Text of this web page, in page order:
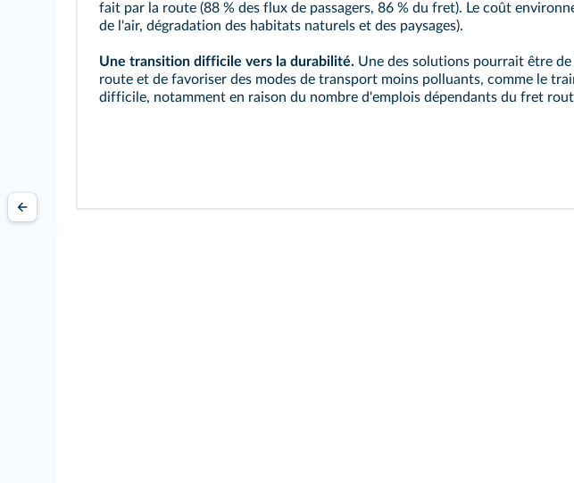
fait par la route (88 % des flux de passagers, 86 % du fret). Le coût
de l'air, dégradation des habitats naturels et des paysages).
Une transition difficile vers la durabilité. Une des solutions pourrait être
route et de favoriser des modes de transport moins polluants, comme le
difficile, notamment en raison du nombre d'emplois dépendants du fret